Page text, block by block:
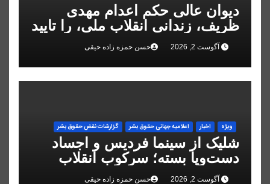
دیوان عالی حکم اعدام مهدی
ظریف، زندانی انقلاب ملی، را تایید
کردآگوست 2, 2026 حسن حمزه زاده حیقی
ویژه اخبار اعلاميه جهانی حقوق بشر گزارشات نقض حقوق بشر
شلیک از سینما فردیس و اجساد
دست‌وپا بسته؛ سرکوب انقلاب
ملی در البرز
آگوست 2, 2026 حسن حمزه زاده حیقی